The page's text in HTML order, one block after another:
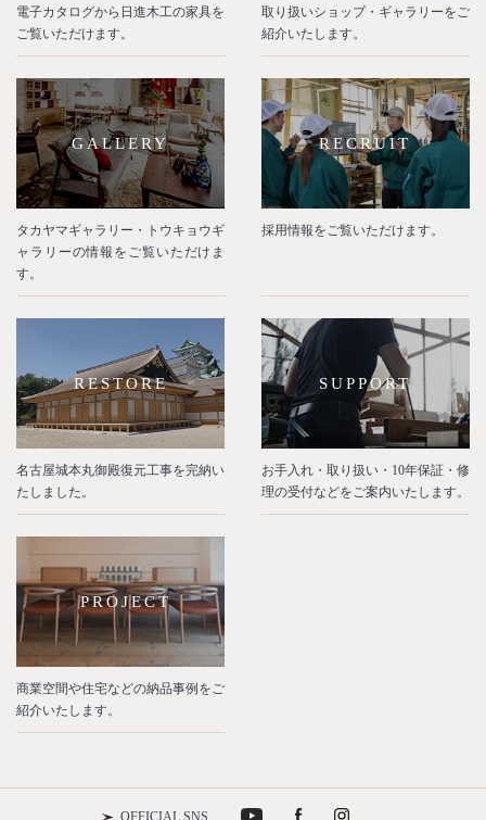
電子カタログから日進木工の家具を
ご覧いただけます。
取り扱いショップ・ギャラリーをご
紹介いたします。
GALLERY
タカヤマギャラリー・トウキョウギ
ャラリーの情報をご覧いただけま
す。
RECRUIT
採用情報をご覧いただけます。
RESTORE
名古屋城本丸御殿復元工事を完納い
たしました。
SUPPORT
お手入れ・取り扱い・10年保証・修
理の受付などをご案内いたします。
PROJECT
商業空間や住宅などの納品事例をご
紹介いたします。
OFFICIAL SNS